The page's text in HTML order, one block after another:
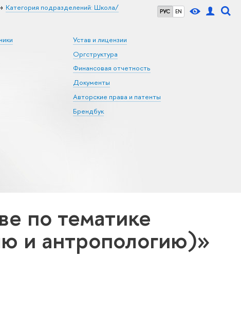
РУС EN
Категория подразделений: Школа/
Устав и лицензии
Оргструктура
Финансовая отчетность
Документы
Авторские права и патенты
Брендбук
по тематике
и антропологию)»